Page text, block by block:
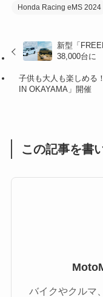
(47)
(16)
Honda Racing eMS 2024
新型「
38,000台に
子供も大人も楽しめる
IN OKAYAMA」開催
この記事を書
バイクやクルマ